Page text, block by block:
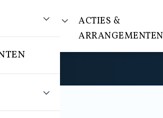
ACTIES &
ARRANGEMENTEN